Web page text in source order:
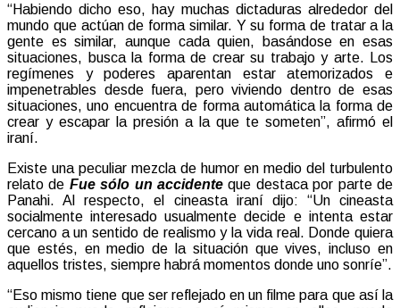
“Habiendo dicho eso, hay muchas dictaduras alrededor del
mundo que actúan de forma similar. Y su forma de tratar a la
gente es similar, aunque cada quien, basándose en esas
situaciones, busca la forma de crear su trabajo y arte. Los
regímenes y poderes aparentan estar atemorizados e
impenetrables desde fuera, pero viviendo dentro de esas
situaciones, uno encuentra de forma automática la forma de
crear y escapar la presión a la que te someten”, afirmó el
iraní.
Existe una peculiar mezcla de humor en medio del turbulento
relato de Fue sólo un accidente que destaca por parte de
Panahi. Al respecto, el cineasta iraní dijo: “Un cineasta
socialmente interesado usualmente decide e intenta estar
cercano a un sentido de realismo y la vida real. Donde quiera
que estés, en medio de la situación que vives, incluso en
aquellos tristes, siempre habrá momentos donde uno sonríe”.
“Eso mismo tiene que ser reflejado en un filme para que así la